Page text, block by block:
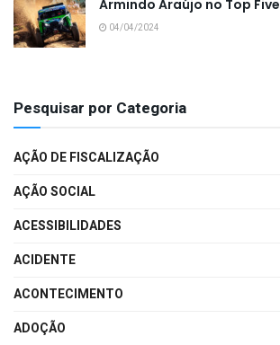
Armindo Araújo no Top Five
04/04/2024
Pesquisar por Categoria
AÇÃO DE FISCALIZAÇÃO
AÇÃO SOCIAL
ACESSIBILIDADES
ACIDENTE
ACONTECIMENTO
ADOÇÃO